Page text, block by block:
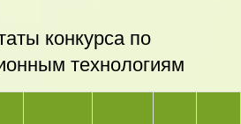
конкурса по
технологиям